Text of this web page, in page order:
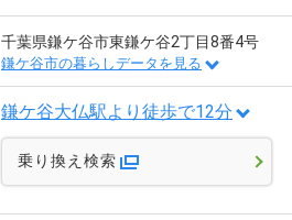
千葉県鎌ケ谷市東鎌ケ谷2丁目8番4号
鎌ケ谷市の暮らしデータを見る
鎌ケ谷大仏駅より徒歩で12分
乗り換え検索